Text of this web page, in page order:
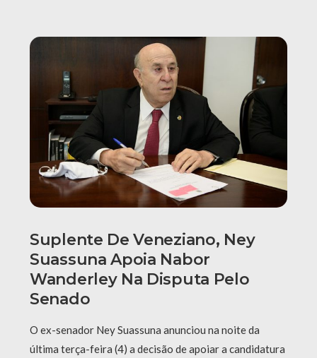
Suplente De Veneziano, Ney
Suassuna Apoia Nabor
Wanderley Na Disputa Pelo
Senado
O ex-senador Ney Suassuna anunciou na noite da
última terça-feira (4) a decisão de apoiar a candidatura